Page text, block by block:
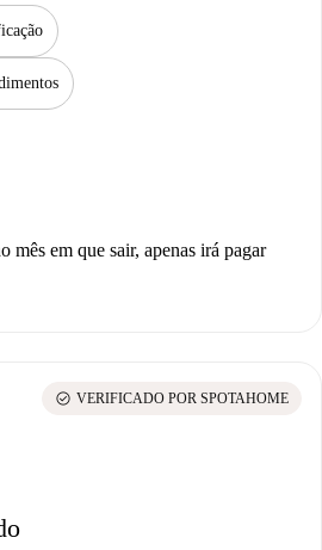
mês em que sair, apenas irá pagar
check_circle VERIFICADO POR SPOTAHOME